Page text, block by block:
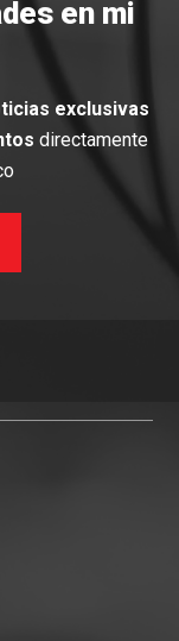
en mi
exclusivas
directamente